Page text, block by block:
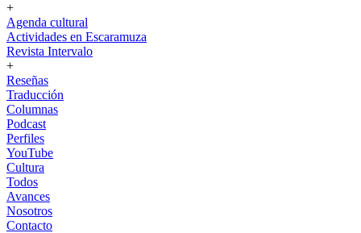
+
Agenda cultural
Actividades en Escaramuza
Revista Intervalo
+
Reseñas
Traducción
Columnas
Podcast
Perfiles
YouTube
Cultura
Todos
Avances
Nosotros
Contacto